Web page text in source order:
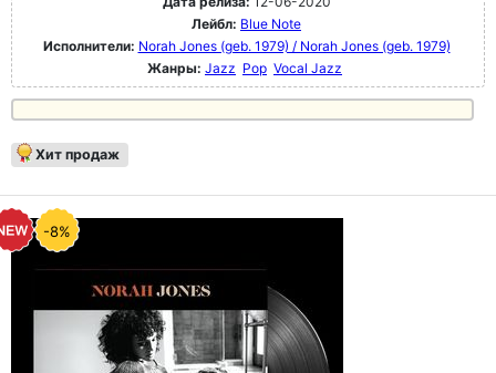
Лейбл: Blue Note
Исполнители: Norah Jones (geb. 1979) / Norah Jones (geb. 1979)
Жанры: Jazz Pop Vocal Jazz
Хит продаж
-8%